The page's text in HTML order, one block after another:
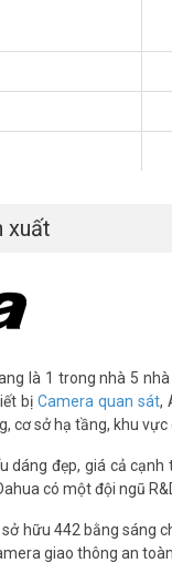
xuất
là 1 trong nhà 5
bị Camera quan sát,
cơ sở hạ tầng, khu vực
dáng đẹp, giá cả
có một đội ngũ
sở hữu 442 bằng sáng
giao thông an